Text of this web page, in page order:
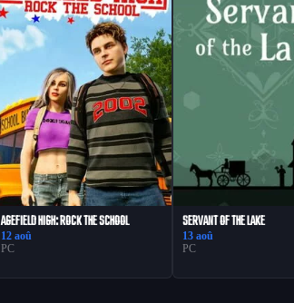
AGEFIELD HIGH: ROCK THE SCHOOL
12 aoû
PC
SERVANT OF THE LAKE
13 aoû
PC